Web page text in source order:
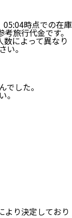
05:04時点での在庫
考旅行代金です。
によって異なり
い。
した。
。
より決定しており